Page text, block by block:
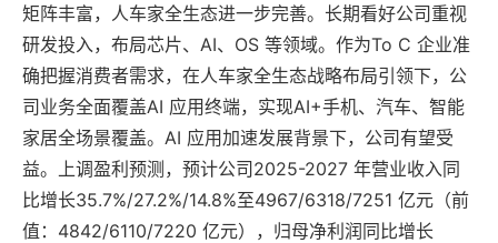
矩阵丰富，人车家全生态进一步完善。长期看好公司重视
研发投入，布局芯片、AI、OS 等领域。作为To C 企业准
确把握消费者需求，在人车家全生态战略布局引领下，公
司业务全面覆盖AI 应用终端，实现AI+手机、汽车、智能
家居全场景覆盖。AI 应用加速发展背景下，公司有望受
益。上调盈利预测，预计公司2025-2027 年营业收入同
比增长35.7%/27.2%/14.8%至4967/6318/7251 亿元（前
值：4842/6110/7220 亿元），归母净利润同比增长